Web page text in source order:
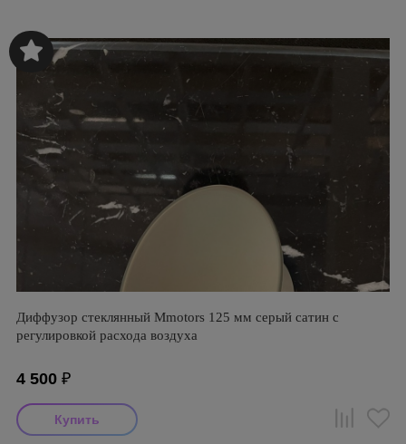
Диффузор стеклянный Mmotors 125 мм серый сатин с
регулировкой расхода воздуха
4 500 ₽